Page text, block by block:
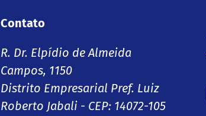
Contato
R. Dr. Elpídio de Almeida
Campos, 1150
Distrito Empresarial Pref. Luiz
Roberto Jabali - CEP: 14072-105